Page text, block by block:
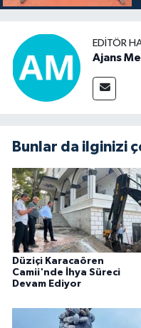
EDITÖR
Ajans
Bunlar da ilginizi
Düziçi Karacaören
Camii'nde İhya Süreci
Devam Ediyor